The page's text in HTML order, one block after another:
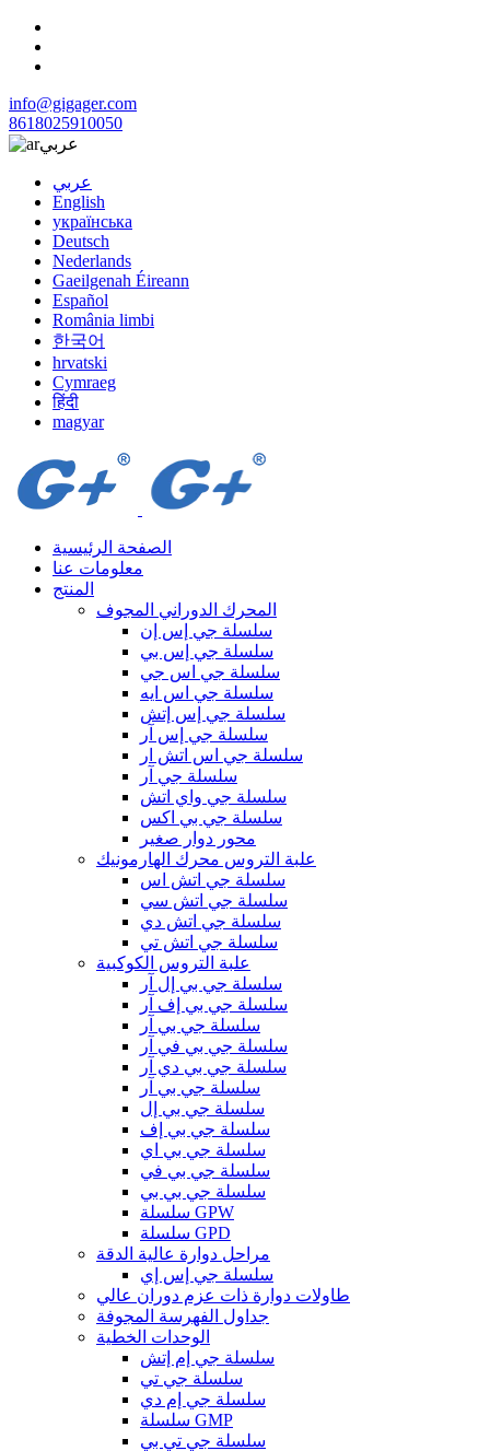
info@gigager.com
8618025910050
عربي
عربي
English
українська
Deutsch
Nederlands
Gaeilgenah Éireann
Español
România limbi
한국어
hrvatski
Cymraeg
हिंदी
magyar
الصفحة الرئيسية
معلومات عنا
المنتج
المحرك الدوراني المجوف
سلسلة جي إس إن
سلسلة جي إس بي
سلسلة جي اس جي
سلسلة جي اس ايه
سلسلة جي إس إتش
سلسلة جي إس آر
سلسلة جي اس اتش ار
سلسلة جي آر
سلسلة جي واي اتش
سلسلة جي بي اكس
محور دوار صغير
علبة التروس محرك الهارمونيك
سلسلة جي اتش اس
سلسلة جي اتش سي
سلسلة جي اتش دي
سلسلة جي اتش تي
علبة التروس الكوكبية
سلسلة جي بي إل آر
سلسلة جي بي إف آر
سلسلة جي بي آر
سلسلة جي بي في آر
سلسلة جي بي دي آر
سلسلة جي بي آر
سلسلة جي بي إل
سلسلة جي بي إف
سلسلة جي بي اي
سلسلة جي بي في
سلسلة جي بي بي
سلسلة GPW
سلسلة GPD
مراحل دوارة عالية الدقة
سلسلة جي إس إي
طاولات دوارة ذات عزم دوران عالي
جداول الفهرسة المجوفة
الوحدات الخطية
سلسلة جي إم إتش
سلسلة جي تي
سلسلة جي إم دي
سلسلة GMP
سلسلة جي تي بي